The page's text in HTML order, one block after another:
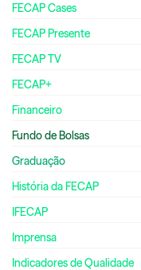
FECAP Cases
FECAP Presente
FECAP TV
FECAP+
Financeiro
Fundo de Bolsas
Graduação
História da FECAP
IFECAP
Imprensa
Indicadores de Qualidade